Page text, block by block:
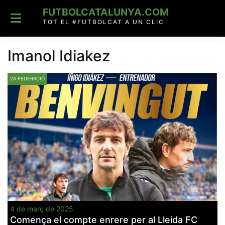
content
FUTBOLCATALUNYA.COM
TOT EL #FUTBOLCAT A UN CLIC
Imanol Idiakez
2A FEDERACIÓ
4 de març de 2025
Comença el compte enrere per al Lleida FC